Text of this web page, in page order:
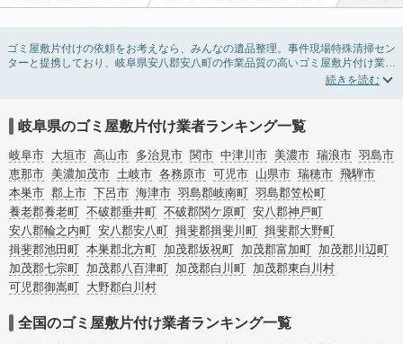
ゴミ屋敷片付けの依頼をお考えなら、みんなの遺品整理。事件現場特殊清掃セン
ターと提携しており、岐阜県安八郡安八町の作業品質の高いゴミ屋敷片付け業者
を掲載しています。汚部屋の片付けに伴う不用品の処分・回収・引き取りから、
など絞り込み条件を利用し検索してみましょう。ゴミ屋敷になってしまう方は高
齢で体力的に掃除するのが難しい、認知症やセルフネグレクトになってしまう、
精神的なストレスなど様々な原因があります。
またお役立ち情報も豊富なので、部屋を埋めつくす大量のゴミを自力で片付ける
方法についてもチェックしてみてください。
岐阜県のゴミ屋敷片付け業者ランキング一覧
岐阜市 大垣市 高山市 多治見市 関市 中津川市 美濃市 瑞浪市 羽島市
恵那市 美濃加茂市 土岐市 各務原市 可児市 山県市 瑞穂市 飛騨市
本巣市 郡上市 下呂市 海津市 羽島郡岐南町 羽島郡笠松町
養老郡養老町 不破郡垂井町 不破郡関ケ原町 安八郡神戸町
安八郡輪之内町 安八郡安八町 揖斐郡揖斐川町 揖斐郡大野町
揖斐郡池田町 本巣郡北方町 加茂郡坂祝町 加茂郡富加町 加茂郡川辺町
加茂郡七宗町 加茂郡八百津町 加茂郡白川町 加茂郡東白川村
可児郡御嵩町 大野郡白川村
全国のゴミ屋敷片付け業者ランキング一覧